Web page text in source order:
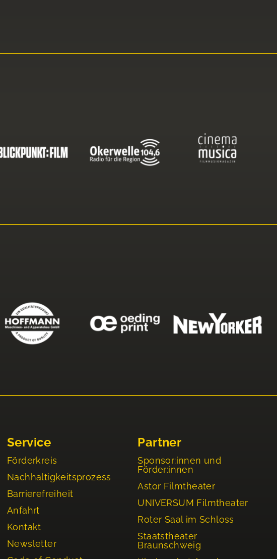
Service
Förderkreis
Nachhaltigkeitsprozess
Barrierefreiheit
Anfahrt
Kontakt
Newsletter
Partner
Sponsor:innen und
Förder:innen
Astor Filmtheater
UNIVERSUM Filmtheater
Roter Saal im Schloss
Staatstheater
Braunschweig